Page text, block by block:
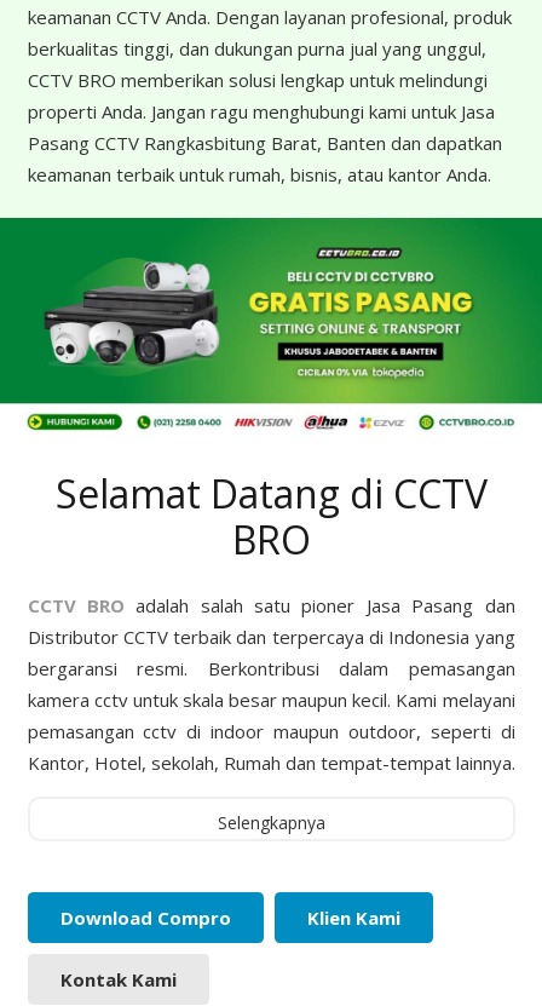
keamanan CCTV Anda. Dengan layanan profesional, produk
berkualitas tinggi, dan dukungan purna jual yang unggul,
CCTV BRO memberikan solusi lengkap untuk melindungi
properti Anda. Jangan ragu menghubungi kami untuk Jasa
Pasang CCTV Rangkasbitung Barat, Banten dan dapatkan
keamanan terbaik untuk rumah, bisnis, atau kantor Anda.
Selamat Datang di CCTV
BRO
CCTV BRO adalah salah satu pioner Jasa Pasang dan
Distributor CCTV terbaik dan terpercaya di Indonesia yang
bergaransi resmi. Berkontribusi dalam pemasangan
kamera cctv untuk skala besar maupun kecil. Kami melayani
pemasangan cctv di indoor maupun outdoor, seperti di
Kantor, Hotel, sekolah, Rumah dan tempat-tempat lainnya.
Selengkapnya
Download Compro Klien Kami
Kontak Kami